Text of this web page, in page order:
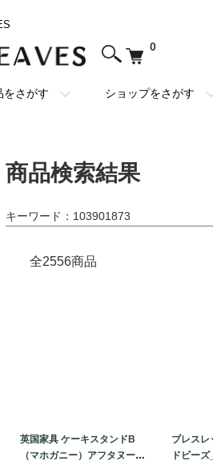
0
をさがす ショップをさがす
商品検索結果
キーワード：103901873
全2556商品
英国家具 ケーキスタンドB
（マホガニー）アフタヌーン
ブレスレ
ドビーズ_